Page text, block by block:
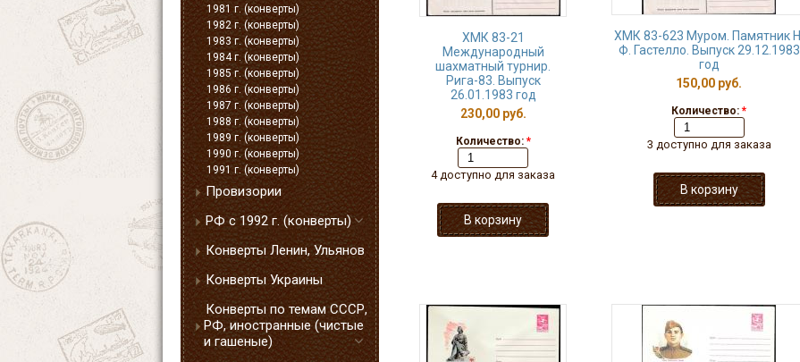
1981 г. (конверты)
1982 г. (конверты)
1983 г. (конверты)
1984 г. (конверты)
1985 г. (конверты)
1986 г. (конверты)
1987 г. (конверты)
1988 г. (конверты)
1989 г. (конверты)
1990 г. (конверты)
1991 г. (конверты)
Провизории
РФ с 1992 г. (конверты)
Конверты Ленин, Ульянов
Конверты Украины
Конверты по темам СССР,
РФ, иностранные (чистые
и гашеные)
ХМК 83-21
Международный
шахматный турнир.
Рига-83. Выпуск
26.01.1983 год
230,00 руб.
Количество: *
4 доступно для заказа
ХМК 83-623 Муром. Памятник Н.
Ф. Гастелло. Выпуск 29.12.1983
год
150,00 руб.
Количество: *
3 доступно для заказа